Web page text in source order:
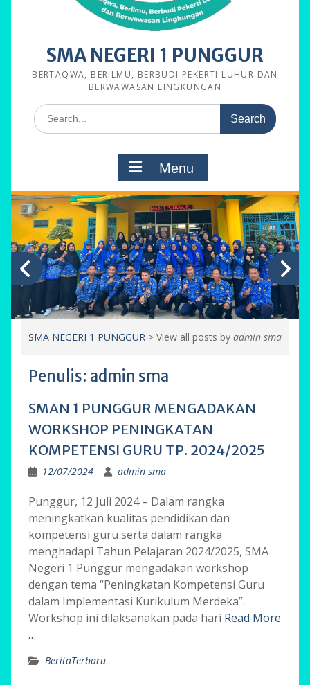
SMA NEGERI 1 PUNGGUR
BERTAQWA, BERILMU, BERBUDI PEKERTI LUHUR DAN
BERWAWASAN LINGKUNGAN
Search
for:
Menu
SMA NEGERI 1 PUNGGUR> View all posts by admin sma
Penulis: admin sma
SMAN 1 PUNGGUR MENGADAKAN
WORKSHOP PENINGKATAN
KOMPETENSI GURU TP. 2024/2025
12/07/2024 admin sma
Punggur, 12 Juli 2024 – Dalam rangka
meningkatkan kualitas pendidikan dan
kompetensi guru serta dalam rangka
menghadapi Tahun Pelajaran 2024/2025, SMA
Negeri 1 Punggur mengadakan workshop
dengan tema “Peningkatan Kompetensi Guru
dalam Implementasi Kurikulum Merdeka”.
Workshop ini dilaksanakan pada hari Read More
…
BeritaTerbaru